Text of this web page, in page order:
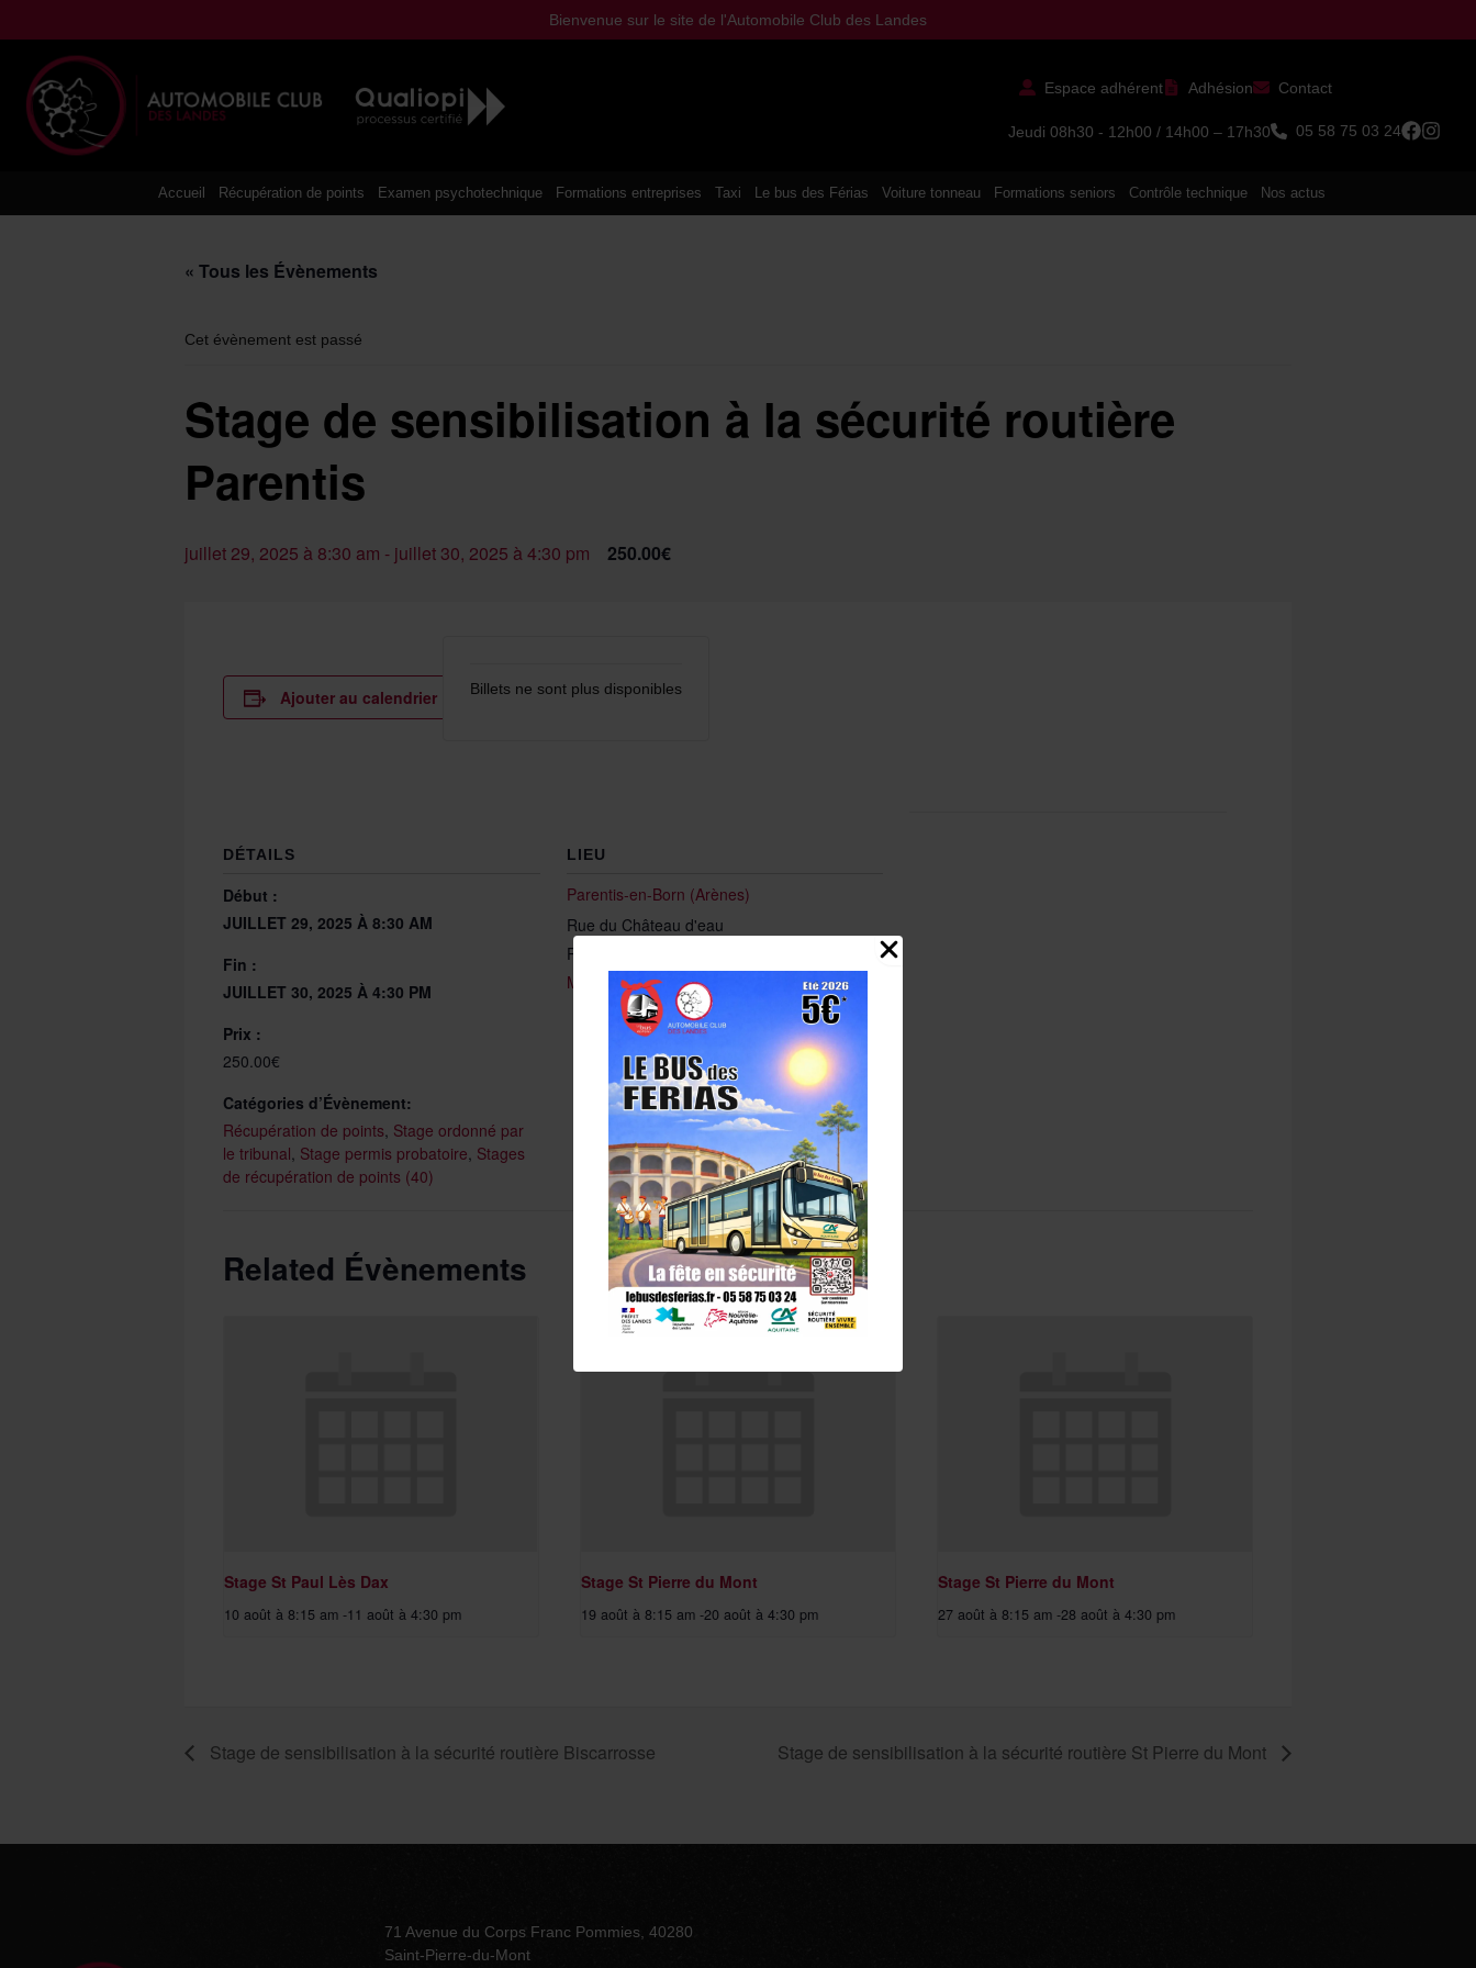
Bienvenue sur le site de l'Automobile Club des Landes
Espace adhérent Adhésion Contact
Jeudi 08h30 - 12h00 / 14h00 – 17h30 05 58 75 03 24
Accueil Récupération de points Examen psychotechnique Formations entreprises Taxi Le bus des Férias Voiture tonneau Formations seniors Contrôle technique Nos actus
« Tous les Évènements
Cet évènement est passé
Stage de sensibilisation à la sécurité routière
Parentis
juillet 29, 2025 à 8:30 am - juillet 30, 2025 à 4:30 pm 250.00€
Ajouter au calendrier
DÉTAILS
Début :
JUILLET 29, 2025 À 8:30 AM
Fin :
JUILLET 30, 2025 À 4:30 PM
Prix :
250.00€
Catégories d’Évènement:
Récupération de points, Stage ordonné par
le tribunal, Stage permis probatoire, Stages
de récupération de points (40)
LIEU
Parentis-en-Born (Arènes)
Rue du Château d'eau
Parentis-en-Born
Map
Billets ne sont plus disponibles
Related Évènements
Stage St Paul Lès Dax
10 août à 8:15 am -11 août à 4:30 pm
Stage St Pierre du Mont
19 août à 8:15 am -20 août à 4:30 pm
Stage St Pierre du Mont
27 août à 8:15 am -28 août à 4:30 pm
Stage de sensibilisation à la sécurité routière Biscarrosse Stage de sensibilisation à la sécurité routière St Pierre du Mont
71 Avenue du Corps Franc Pommies, 40280
Saint-Pierre-du-Mont